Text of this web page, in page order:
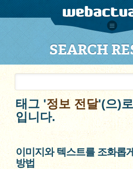
SEARCH
태그 '정보 전달'(으)
입니다.
이미지와 텍스트를 조화롭
방법